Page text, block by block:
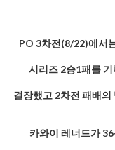
PO 3차전(8/22)에서
시리즈 2승1패를
결장했고 2차전 패배
카와이 레너드가